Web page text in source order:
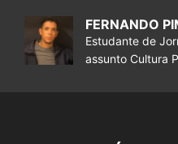
FERNANDO
Estudante de
assunto Cultura